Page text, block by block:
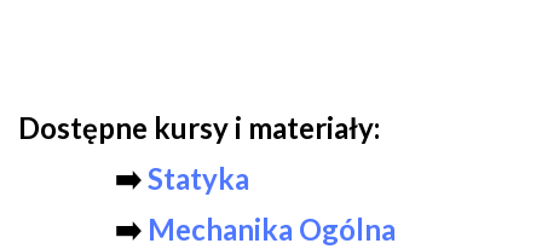
Dostępne kursy i materiały:
➡️Statyka
➡️ Mechanika Ogólna